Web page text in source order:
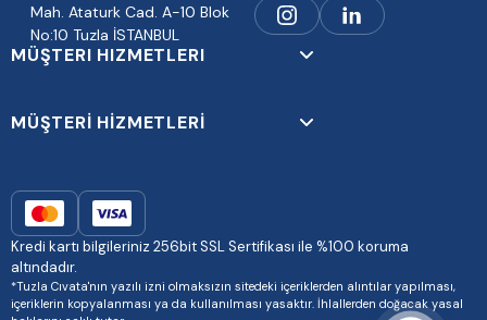
Mah. Ataturk Cad. A-10 Blok
No:10 Tuzla İSTANBUL
MÜŞTERI HIZMETLERI
MÜŞTERİ HİZMETLERİ
Kredi kartı bilgileriniz 256bit SSL Sertifikası ile %100 koruma
altındadır.
*Tuzla Cıvata'nın yazılı izni olmaksızın sitedeki içeriklerden alıntılar yapılması,
içeriklerin kopyalanması ya da kullanılması yasaktır. İhlallerden doğacak yasal